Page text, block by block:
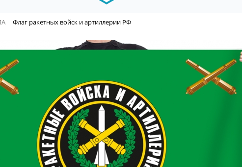
Флаг ракетных войск и артиллерии РФ